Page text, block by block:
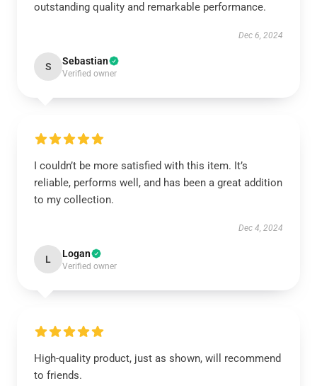
outstanding quality and remarkable performance.
Dec 6, 2024
S Sebastian
Verified owner
I couldn’t be more satisfied with this item. It’s
reliable, performs well, and has been a great addition
to my collection.
Dec 4, 2024
L Logan
Verified owner
High-quality product, just as shown, will recommend
to friends.